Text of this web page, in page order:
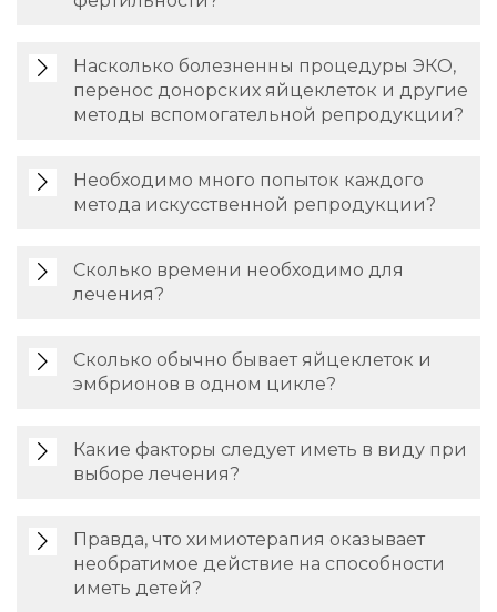
Насколько болезненны процедуры ЭКО,
перенос донорских яйцеклеток и другие
методы вспомогательной репродукции?
Необходимо много попыток каждого
метода искусственной репродукции?
Сколько времени необходимо для
лечения?
Сколько обычно бывает яйцеклеток и
эмбрионов в одном цикле?
Какие факторы следует иметь в виду при
выборе лечения?
Правда, что химиотерапия оказывает
необратимое действие на способности
иметь детей?